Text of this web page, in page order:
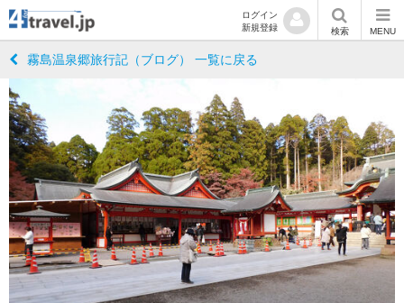
ログイン
新規登録
検索 MENU
霧島温泉郷旅行記（ブログ） 一覧に戻る